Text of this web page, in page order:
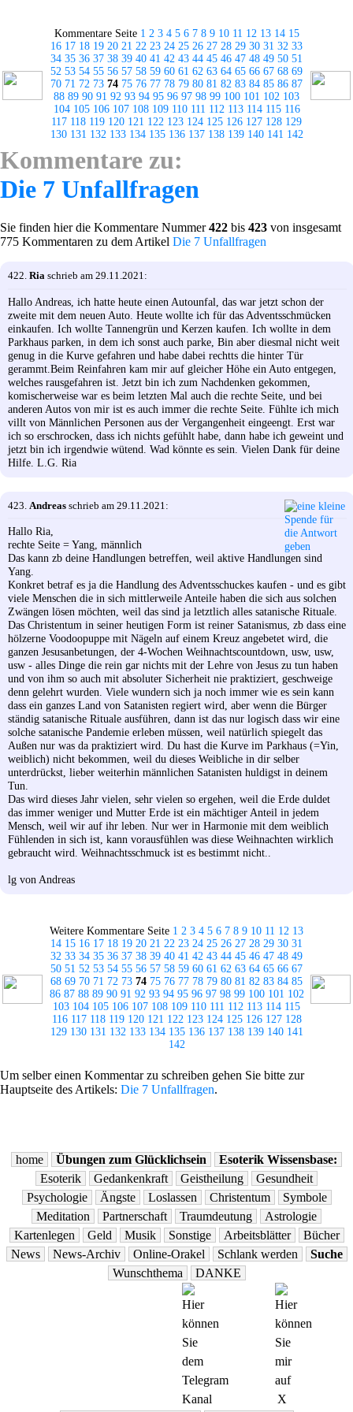
Kommentare Seite 1 2 3 4 5 6 7 8 9 10 11 12 13 14 15
16 17 18 19 20 21 22 23 24 25 26 27 28 29 30 31 32 33
34 35 36 37 38 39 40 41 42 43 44 45 46 47 48 49 50 51
52 53 54 55 56 57 58 59 60 61 62 63 64 65 66 67 68 69
70 71 72 73 74 75 76 77 78 79 80 81 82 83 84 85 86 87
88 89 90 91 92 93 94 95 96 97 98 99 100 101 102 103
104 105 106 107 108 109 110 111 112 113 114 115 116
117 118 119 120 121 122 123 124 125 126 127 128 129
130 131 132 133 134 135 136 137 138 139 140 141 142
Kommentare zu:
Die 7 Unfallfragen
Sie finden hier die Kommentare Nummer422 bis 423 von insgesamt
775 Kommentaren zu dem Artikel Die 7 Unfallfragen
422. Ria schrieb am 29.11.2021:
Hallo Andreas, ich hatte heute einen Autounfal, das war jetzt schon der
zweite mit dem neuen Auto. Heute wollte ich für das Adventsschmücken
einkaufen. Ich wollte Tannengrün und Kerzen kaufen. Ich wollte in dem
Parkhaus parken, in dem ich sonst auch parke, Bin aber diesmal nicht weit
genug in die Kurve gefahren und habe dabei rechtts die hinter Tür
gerammt.Beim Reinfahren kam mir auf gleicher Höhe ein Auto entgegen,
welches rausgefahren ist. Jetzt bin ich zum Nachdenken gekommen,
komischerweise war es beim letzten Mal auch die rechte Seite, und bei
anderen Autos von mir ist es auch immer die rechte Seite. Fühlte ich mich
villt von Männlichen Personen aus der Vergangenheit eingeengt. Erst war
ich so erschrocken, dass ich nichts gefühlt habe, dann habe ich geweint und
jetzt bin ich irgendwie wütend. Wad könnte es sein. Vielen Dank für deine
Hilfe. L.G. Ria
423. Andreas schrieb am 29.11.2021:
Hallo Ria,
rechte Seite = Yang, männlich
Das kann zb deine Handlungen betreffen, weil aktive Handlungen sind
Yang.
Konkret betraf es ja die Handlung des Adventsschuckes kaufen - und es gibt
viele Menschen die in sich mittlerweile Anteile haben die sich aus solchen
Zwängen lösen möchten, weil das sind ja letztlich alles satanische Rituale.
Das Christentum in seiner heutigen Form ist reiner Satanismus, zb dass eine
hölzerne Voodoopuppe mit Nägeln auf einem Kreuz angebetet wird, die
ganzen Jesusanbetungen, der 4-Wochen Weihnachtscountdown, usw, usw,
usw - alles Dinge die rein gar nichts mit der Lehre von Jesus zu tun haben
und von ihm so auch mit absoluter Sicherheit nie praktiziert, geschweige
denn gelehrt wurden. Viele wundern sich ja noch immer wie es sein kann
dass ein ganzes Land von Satanisten regiert wird, aber wenn die Bürger
ständig satanische Rituale ausführen, dann ist das nur logisch dass wir eine
solche satanische Pandemie erleben müssen, weil natürlich spiegelt das
Außen nur was da praktiziert wird. Du hast die Kurve im Parkhaus (=Yin,
weiblich) nicht bekommen, weil du dieses Weibliche in dir selber
unterdrückst, lieber weiterhin männlichen Satanisten huldigst in deinem
Tun.
Das wird dieses Jahr vielen, sehr vielen so ergehen, weil die Erde duldet
das immer weniger und Mutter Erde ist ein mächtiger Anteil in jedem
Mensch, weil wir auf ihr leben. Nur wer in Harmonie mit dem weiblich
Fühlenden in sich ist, kann vorausfühlen was diese Weihnachten wirklich
gebraucht wird. Weihnachtsschmuck ist es bestimmt nicht..
lg von Andreas
Weitere Kommentare Seite 1 2 3 4 5 6 7 8 9 10 11 12 13
14 15 16 17 18 19 20 21 22 23 24 25 26 27 28 29 30 31
32 33 34 35 36 37 38 39 40 41 42 43 44 45 46 47 48 49
50 51 52 53 54 55 56 57 58 59 60 61 62 63 64 65 66 67
68 69 70 71 72 73 74 75 76 77 78 79 80 81 82 83 84 85
86 87 88 89 90 91 92 93 94 95 96 97 98 99 100 101 102
103 104 105 106 107 108 109 110 111 112 113 114 115
116 117 118 119 120 121 122 123 124 125 126 127 128
129 130 131 132 133 134 135 136 137 138 139 140 141
142
Um selber einen Kommentar zu schreiben gehen Sie bitte zur
Hauptseite des Artikels: Die 7 Unfallfragen.
home Übungen zum Glücklichsein
Esoterik Wissensbase:
Esoterik
Gedankenkraft Geistheilung
Gesundheit
Psychologie
Ängste Loslassen Christentum
Symbole
Meditation
Partnerschaft Traumdeutung
Astrologie
Kartenlegen
Geld Musik Sonstige Arbeitsblätter
Bücher
News
News-Archiv Online-Orakel Schlank werden
Suche
Wunschthema
DANKE